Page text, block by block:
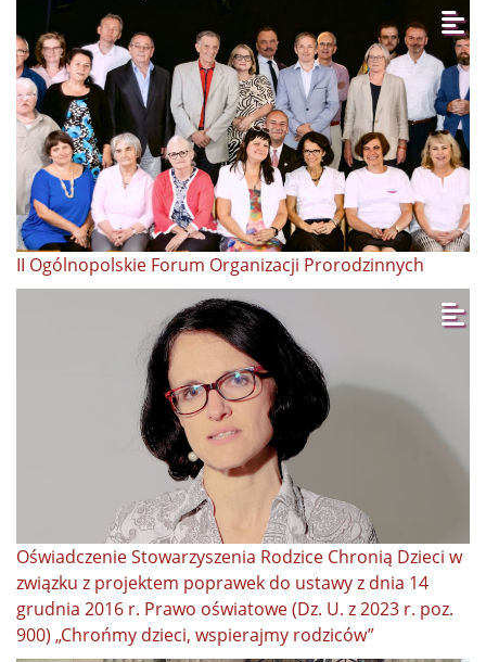
II Ogólnopolskie Forum Organizacji Prorodzinnych
Oświadczenie Stowarzyszenia Rodzice Chronią Dzieci w
związku z projektem poprawek do ustawy z dnia 14
grudnia 2016 r. Prawo oświatowe (Dz. U. z 2023 r. poz.
900) „Chrońmy dzieci, wspierajmy rodziców”